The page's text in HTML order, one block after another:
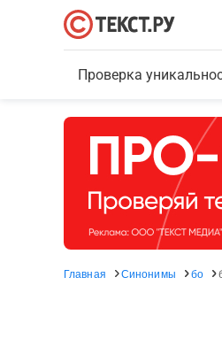
Проверка
Главная Синонимы бо